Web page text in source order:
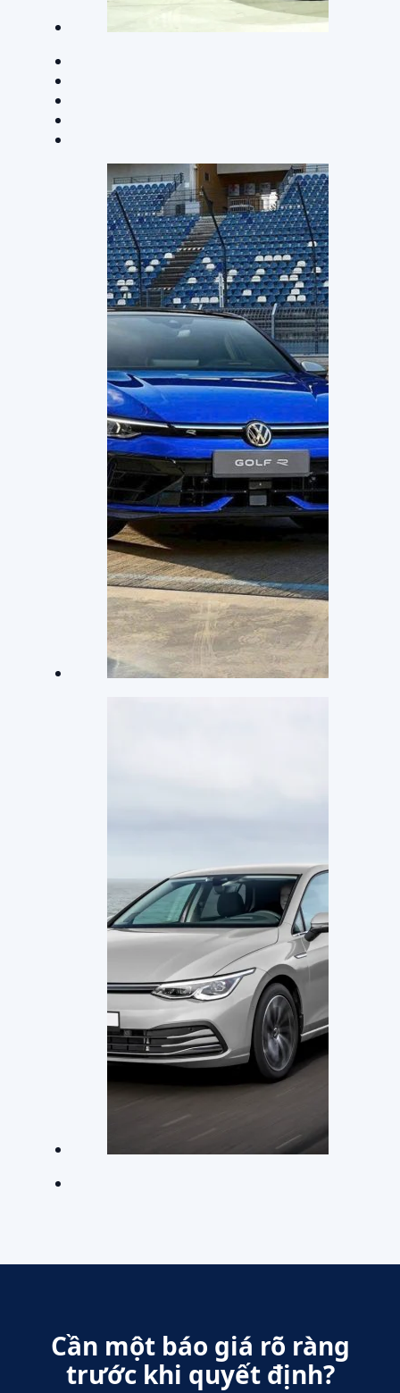
Cần một báo giá rõ ràng
trước khi quyết định?